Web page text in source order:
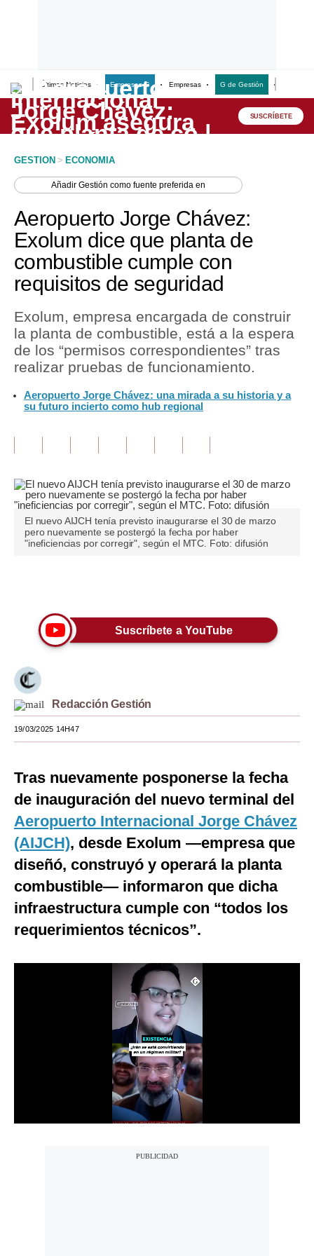
Últimas Noticias Empresas G Empresas G de Gestión
Lo último
Peru Quiosco
Economía
Mercados
Perú
Política
Tu Dinero
Finanzas Personales
Inmobiliarias
Opinión
Editorial
Pregunta de hoy
Blogs
Viajes
Moda
Estilos
Mundo
EEUU
Internacional
Tecnología
Club del Suscriptor
Mix
G de Gestión
SUSCRÍBETE
GESTION > ECONOMIA
AñadirGestión como fuente preferida en
Aeropuerto Jorge Chávez:
Exolum dice que planta de
combustible cumple con
requisitos de seguridad
Exolum, empresa encargada de construir
la planta de combustible, está a la espera
de los “permisos correspondientes” tras
realizar pruebas de funcionamiento.
Aeropuerto Jorge Chávez: una mirada a su historia y a
su futuro incierto como hub regional
El nuevo AIJCH tenía previsto inaugurarse el 30 de marzo
pero nuevamente se postergó la fecha por haber
"ineficiencias por corregir", según el MTC. Foto: difusión
Suscríbete a YouTube
Redacción Gestión
19/03/2025 14H47
Tras nuevamente posponerse la fecha
de inauguración del nuevo terminal del
Aeropuerto Internacional Jorge Chávez
(AIJCH), desde Exolum —empresa que
diseñó, construyó y operará la planta
combustible— informaron que dicha
infraestructura cumple con “todos los
requerimientos técnicos”.